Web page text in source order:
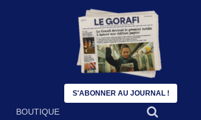
BOUTIQUE
S'ABONNER AU JOURNAL !